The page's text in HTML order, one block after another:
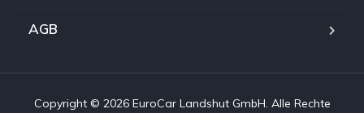
AGB
Copyright © 2026 EuroCar Landshut GmbH. Alle Rechte